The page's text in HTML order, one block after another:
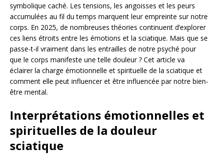
symbolique caché. Les tensions, les angoisses et les peurs
accumulées au fil du temps marquent leur empreinte sur notre
corps. En 2025, de nombreuses théories continuent d’explorer
ces liens étroits entre les émotions et la sciatique. Mais que se
passe-t-il vraiment dans les entrailles de notre psyché pour
que le corps manifeste une telle douleur ? Cet article va
éclairer la charge émotionnelle et spirituelle de la sciatique et
comment elle peut influencer et être influencée par notre bien-
être mental.
Interprétations émotionnelles et
spirituelles de la douleur
sciatique